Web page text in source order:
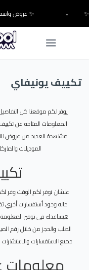
✨ عروض واسعار •
تكييف يونيفاي
يوفر لكم موقعنا كل
المعلومات المتاحه عن
مشاهدة العديد من عروض
الموديلات
علشان نوفر لكم الوقت وفر
حاله وجود أستفسارات أخري
هيساعدك فى توفير
الطلب والحجز من خلال رقم
جميع الاستفسارات